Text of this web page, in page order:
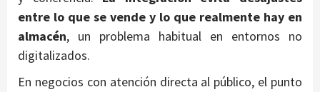
entre lo que se vende y lo que realmente hay en
almacén, un problema habitual en entornos no
digitalizados.
En negocios con atención directa al público, el punto